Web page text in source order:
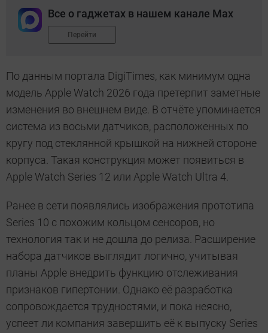
Все о гаджетах в нашем канале Max
Перейти
По данным портала DigiTimes, как минимум одна
модель Apple Watch 2026 года претерпит заметные
изменения во внешнем виде. В отчёте упоминается
система из восьми датчиков, расположенных по
кругу под стеклянной крышкой на нижней стороне
корпуса. Такая конструкция может появиться в
Apple Watch Series 12 или Apple Watch Ultra 4.
Ранее в сети появлялись изображения прототипа
Series 10 с похожим кольцом сенсоров, но
технология так и не дошла до релиза. Расширение
набора датчиков выглядит логично, учитывая
планы Apple внедрить функцию отслеживания
признаков гипертонии. Однако её разработка
сопровождается трудностями, и пока неясно,
успеет ли компания завершить её к выпуску Series